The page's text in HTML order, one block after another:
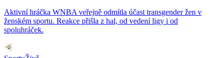
Aktivní hráčka WNBA veřejně odmítla účast transgender žen v
ženském sportu. Reakce přišla z hal, od vedení ligy i od
spoluhráček.